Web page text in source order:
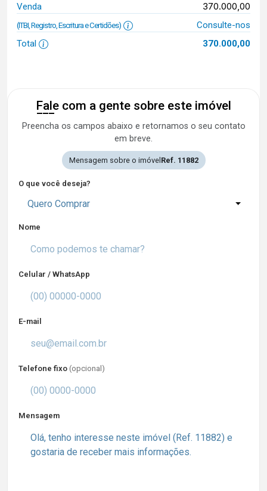
Venda 370.000,00
(ITBI, Registro, Escritura e Certidões)
Consulte-nos
Total
370.000,00
Fale com a gente sobre este imóvel
Preencha os campos abaixo e retornamos o seu contato
em breve.
Mensagem sobre o imóvel Ref. 11882
O que você deseja?
Quero Comprar
Nome
Celular / WhatsApp
E-mail
Telefone fixo (opcional)
Mensagem